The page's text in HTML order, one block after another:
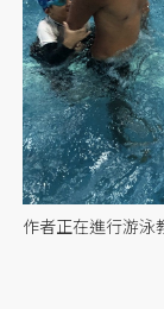
作者正在進行游泳